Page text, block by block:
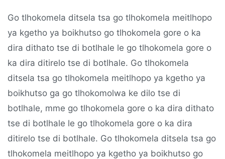
Go tlhokomela ditsela tsa go tlhokomela meitlhopo
ya kgetho ya boikhutso go tlhokomela gore o ka
dira dithato tse di botlhale le go tlhokomela gore o
ka dira ditirelo tse di botlhale. Go tlhokomela
ditsela tsa go tlhokomela meitlhopo ya kgetho ya
boikhutso ga go tlhokomolwa ke dilo tse di
botlhale, mme go tlhokomela gore o ka dira dithato
tse di botlhale le go tlhokomela gore o ka dira
ditirelo tse di botlhale. Go tlhokomela ditsela tsa go
tlhokomela meitlhopo ya kgetho ya boikhutso go